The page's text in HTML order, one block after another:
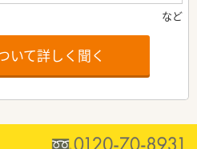
いて詳しく聞く